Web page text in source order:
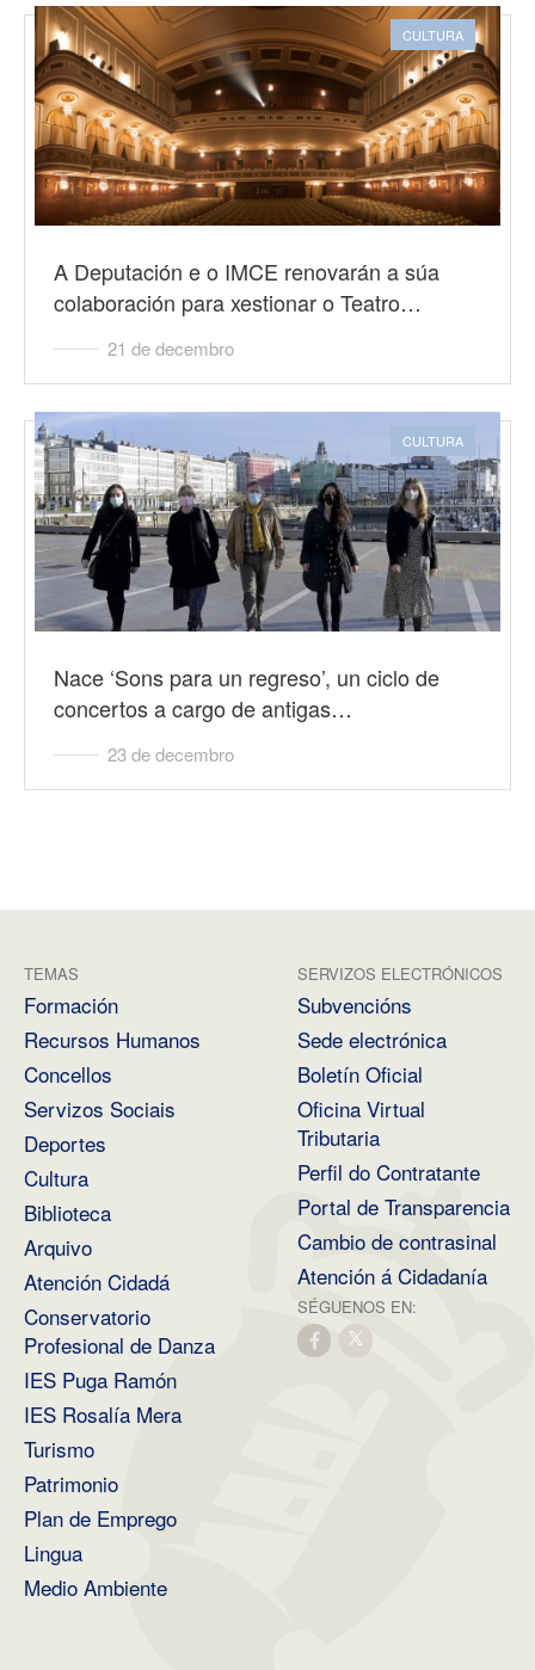
CULTURA
A Deputación e o IMCE renovarán a súa
colaboración para xestionar o Teatro…
21 de decembro
CULTURA
Nace ‘Sons para un regreso’, un ciclo de
concertos a cargo de antigas…
23 de decembro
TEMAS
Formación
Recursos Humanos
Concellos
Servizos Sociais
Deportes
Cultura
Biblioteca
Arquivo
Atención Cidadá
Conservatorio
Profesional de Danza
IES Puga Ramón
IES Rosalía Mera
Turismo
Patrimonio
Plan de Emprego
Lingua
Medio Ambiente
SERVIZOS ELECTRÓNICOS
Subvencións
Sede electrónica
Boletín Oficial
Oficina Virtual
Tributaria
Perfil do Contratante
Portal de Transparencia
Cambio de contrasinal
Atención á Cidadanía
SÉGUENOS EN: